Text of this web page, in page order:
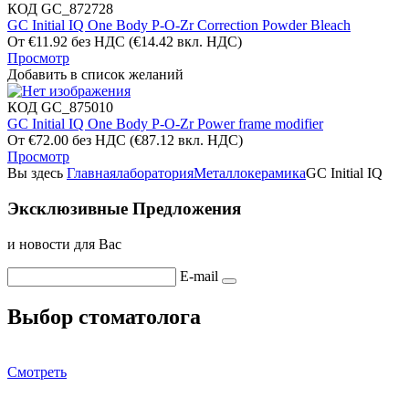
КОД GC_872728
GC Initial IQ One Body P-O-Zr Correction Powder Bleach
От €11.92 без НДС (€14.42 вкл. НДС)
Просмотр
Добавить в список желаний
КОД GC_875010
GC Initial IQ One Body P-O-Zr Power frame modifier
От €72.00 без НДС (€87.12 вкл. НДС)
Просмотр
Вы здесь ГлавнаялабораторияМеталлокерамикаGC Initial IQ
Эксклюзивные Предложения
и новости для Вас
E-mail
Выбор стоматолога
Смотреть